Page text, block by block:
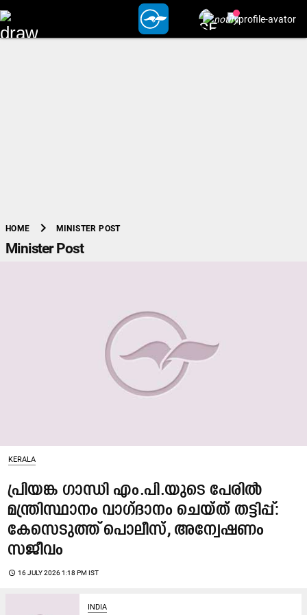
HOME chevron_right MINISTER POST
Minister Post
KERALA
പ്രിയങ്ക ഗാന്ധി എം.പി.യുടെ പേരിൽ
മന്ത്രിസ്ഥാനം വാഗ്ദാനം ചെയ്ത് തട്ടിപ്പ്:
കേസെടുത്ത് പൊലീസ്, അന്വേഷണം
സജീവം
access_time 16 JULY 2026 1:18 PM IST
INDIA